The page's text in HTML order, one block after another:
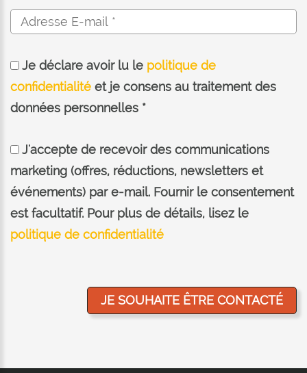
Je déclare avoir lu le politique de
confidentialité et je consens au traitement des
données personnelles *
J'accepte de recevoir des communications
marketing (offres, réductions, newsletters et
événements) par e-mail. Fournir le consentement
est facultatif. Pour plus de détails, lisez le
politique de confidentialité